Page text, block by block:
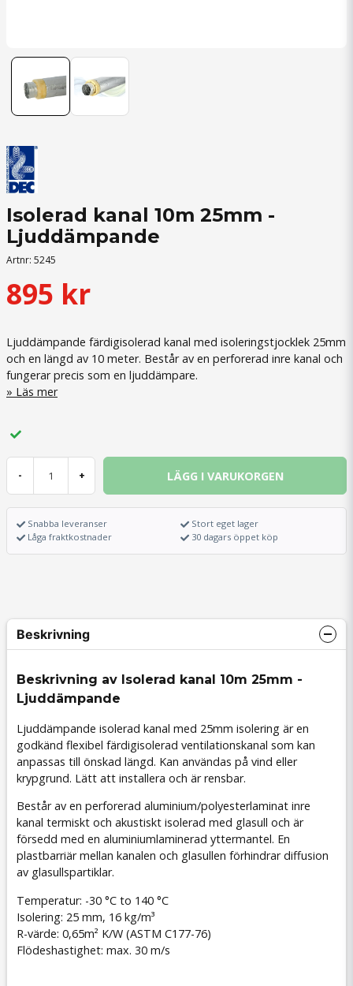
Isolerad kanal 10m 25mm -
Ljuddämpande
Artnr: 5245
895 kr
Ljuddämpande färdigisolerad kanal med isoleringstjocklek 25mm
och en längd av 10 meter. Består av en perforerad inre kanal och
fungerar precis som en ljuddämpare.
Läs mer
- + LÄGG I VARUKORGEN
Snabba leveranser
Låga fraktkostnader
Stort eget lager
30 dagars öppet köp
Beskrivning
Beskrivning av Isolerad kanal 10m 25mm -
Ljuddämpande
Ljuddämpande isolerad kanal med 25mm isolering är en
godkänd flexibel färdigisolerad ventilationskanal som kan
anpassas till önskad längd. Kan användas på vind eller
krypgrund. Lätt att installera och är rensbar.
Består av en perforerad aluminium/polyesterlaminat inre
kanal termiskt och akustiskt isolerad med glasull och är
försedd med en aluminiumlaminerad yttermantel. En
plastbarriär mellan kanalen och glasullen förhindrar diffusion
av glasullspartiklar.
Temperatur: -30 °C to 140 °C
Isolering: 25 mm, 16 kg/m³
R-värde: 0,65m² K/W (ASTM C177-76)
Flödeshastighet: max. 30 m/s